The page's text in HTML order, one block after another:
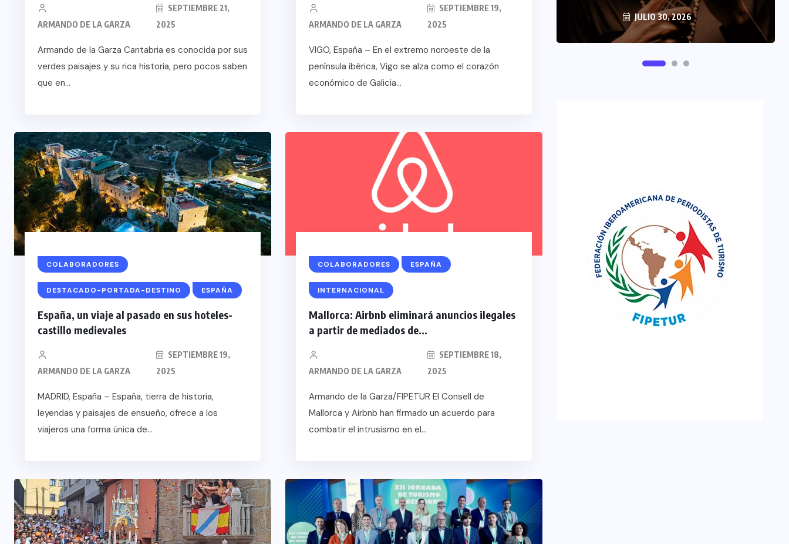
ARMANDO DE LA GARZA
SEPTIEMBRE 21,
2025
Armando de la Garza Cantabria es conocida por sus
verdes paisajes y su rica historia, pero pocos saben
que en...
ARMANDO DE LA GARZA
SEPTIEMBRE 19,
2025
VIGO, España – En el extremo noroeste de la
península ibérica, Vigo se alza como el corazón
económico de Galicia...
COLABORADORES
DESTACADO-PORTADA-DESTINO ESPAÑA
España, un viaje al pasado en sus hoteles-
castillo medievales
ARMANDO DE LA GARZA
SEPTIEMBRE 19,
2025
MADRID, España – España, tierra de historia,
leyendas y paisajes de ensueño, ofrece a los
viajeros una forma única de...
COLABORADORES ESPAÑA
INTERNACIONAL
Mallorca: Airbnb eliminará anuncios ilegales
a partir de mediados de...
ARMANDO DE LA GARZA
SEPTIEMBRE 18,
2025
Armando de la Garza/FIPETUR El Consell de
Mallorca y Airbnb han firmado un acuerdo para
combatir el intrusismo en el...
JULIO 30, 2026
JUNIO 29, 2026